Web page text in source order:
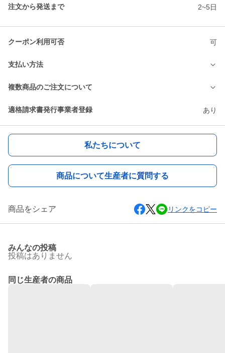
注文から発送まで 2~5日
クーポン利用可否 可
支払い方法
複数商品のご注文について
適格請求書発行事業者登録 あり
私たちについて
商品について生産者に質問する
商品をシェア リンクをコピー
みんなの投稿
投稿はありません
同じ生産者の商品